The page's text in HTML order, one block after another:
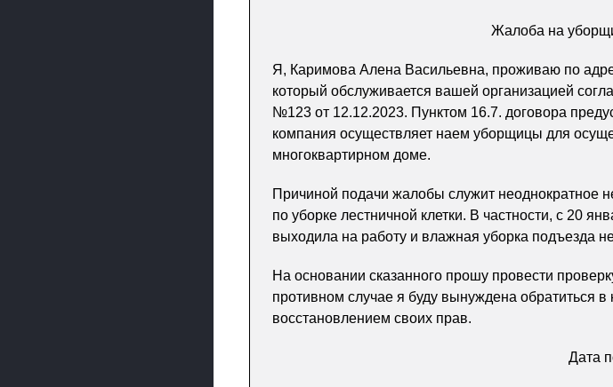
Жалоба на
Я, Каримова Алена Васильевна, проживаю по
который обслуживается вашей организацией
№123 от 12.12.2023. Пунктом 16.7. договора
компания осуществляет наем уборщицы для
многоквартирном доме.
Причиной подачи жалобы служит неоднократное
по уборке лестничной клетки. В частности, с 20
выходила на работу и влажная уборка подъезда
На основании сказанного прошу провести
противном случае я буду вынуждена обратиться в
восстановлением своих прав.
Дата